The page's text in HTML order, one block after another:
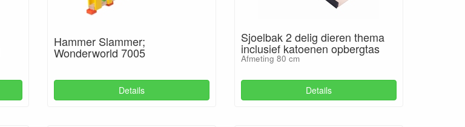
Hammer Slammer;
Wonderworld 7005
Details
Sjoelbak 2 delig dieren thema
inclusief katoenen opbergtas
Afmeting 80 cm
Details